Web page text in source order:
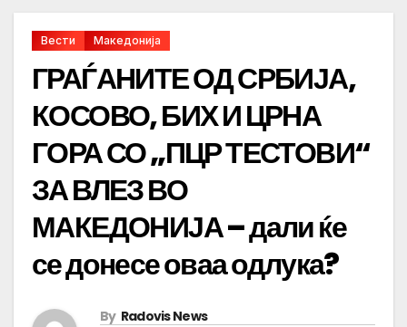
Вести Македонија
ГРАЃАНИТЕ ОД СРБИЈА,
КОСОВО, БИХ И ЦРНА
ГОРА СО „ПЦР ТЕСТОВИ“
ЗА ВЛЕЗ ВО
МАКЕДОНИЈА – дали ќе
се донесе оваа одлука?
By Radovis News